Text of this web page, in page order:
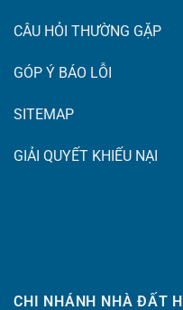
CÂU HỎI THƯỜNG GẶP
GÓP Ý BÁO LỖI
SITEMAP
GIẢI QUYẾT KHIẾU NẠI
CHI NHÁNH NHÀ ĐẤT